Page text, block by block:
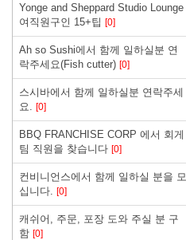
Yonge and Sheppard Studio Lounge
여직원구인 15+팁 [0]
Ah so Sushi에서 함께 일하실분 연
락주세요(Fish cutter) [0]
스시바에서 함께 일하실분 연락주세
요. [0]
BBQ FRANCHISE CORP 에서 회게
팀 직원을 찾습니다 [0]
컨비니언스에서 함께 일하실 분을 모
십니다. [0]
캐쉬어, 주문, 포장 도와 주실 분 구
함 [0]